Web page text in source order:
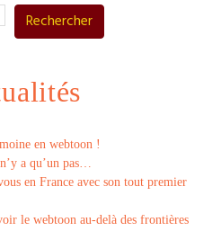
Rechercher
en webtoon !
a qu’un pas…
en France avec son tout premier
le webtoon au-delà des frontières